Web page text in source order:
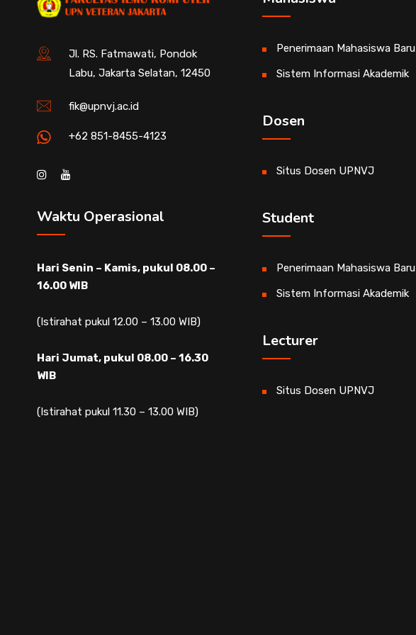
Jl. RS. Fatmawati, Pondok
Labu, Jakarta Selatan, 12450
fik@upnvj.ac.id
+62 851-8455-4123
Waktu Operasional
Hari Senin – Kamis, pukul 08.00 –
16.00 WIB
(Istirahat pukul 12.00 – 13.00 WIB)
Hari Jumat, pukul 08.00 – 16.30
WIB
(Istirahat pukul 11.30 – 13.00 WIB)
Penerimaan Mahasiswa Baru
Sistem Informasi Akademik
Dosen
Situs Dosen UPNVJ
Student
Penerimaan Mahasiswa Baru
Sistem Informasi Akademik
Lecturer
Situs Dosen UPNVJ